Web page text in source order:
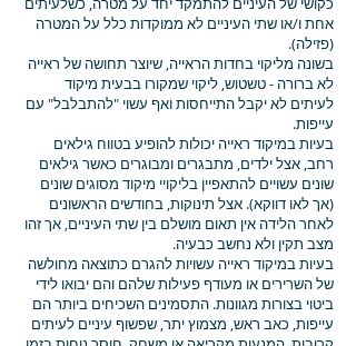
אחת ו/או שתי העיניים לא ממוקדות כלל על המטרה
(פזילה).
בשונה מליקוי בחדות הראייה, שיוצר תחושה של ראייה
לא ברורה - טשטוש, ליקוי שמקורו בבעית מיקוד
לעיתים לא יקבל התייחסות ואף עשוי "להתבלבל" עם
עייפות.
בעיות במיקוד ראייה יכולות להופיע בטווח גילאים
רחב, אצל ילדים, מתבגרים ומבוגרים כאשר גילאים
שונים עשויים להתאפיין בליקויי מיקוד מסוגים שונים
(אך לאו דווקא). אצל תינוקות, בחודשים הראשונים
לאחר הלידה אין תאום מושלם בין שתי העיניים, אך זהו
מצב תקין ולא נחשב כבעיה.
בעיות במיקוד ראייה עשויות להגרם כתוצאה מחולשה
של השרירים או מעודף פעילות שלהם והם יבואו לידי
ביטוי בצורות מגוונות. התסמינים השכיחים ביותר הם
עייפות, כאב ראש, מצמוץ יתר, שפשוף עיניים לעיתים